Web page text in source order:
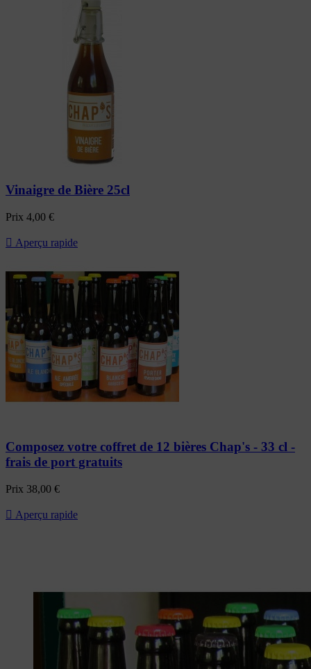
Vinaigre de Bière 25cl
Prix 4,00 €
 Aperçu rapide
Composez votre coffret de 12 bières Chap's - 33 cl -
frais de port gratuits
Prix 38,00 €
 Aperçu rapide